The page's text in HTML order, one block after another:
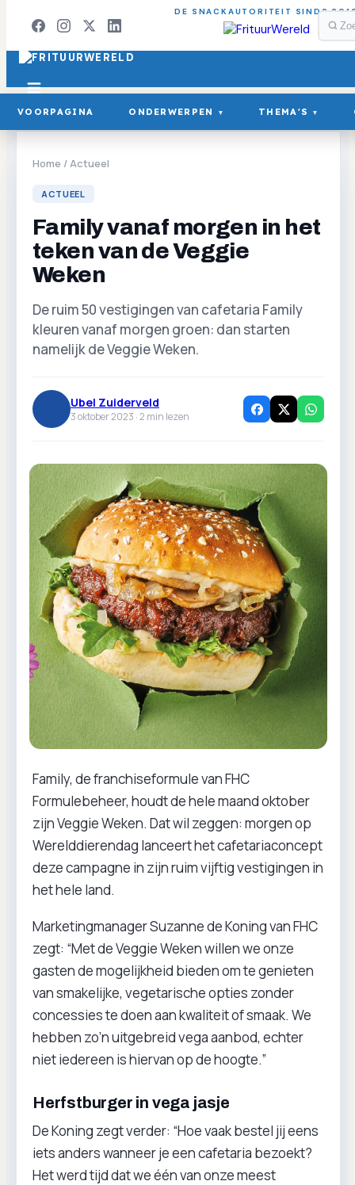
DE SNACKAUTORITEIT SINDS
VOORPAGINA ONDERWERPEN ▾ THEMA'S ▾
Home /Actueel
ACTUEEL
Family vanaf morgen in het
teken van de Veggie
Weken
De ruim 50 vestigingen van cafetaria Family
kleuren vanaf morgen groen: dan starten
namelijk de Veggie Weken.
Ubel Zuiderveld
3 oktober 2023 ·2 min lezen
Family, de franchiseformule van FHC
Formulebeheer, houdt de hele maand oktober
zijn Veggie Weken. Dat wil zeggen: morgen op
Werelddierendag lanceert het cafetariaconcept
deze campagne in zijn ruim vijftig vestigingen in
het hele land.
Marketingmanager Suzanne de Koning van FHC
zegt: “Met de Veggie Weken willen we onze
gasten de mogelijkheid bieden om te genieten
van smakelijke, vegetarische opties zonder
concessies te doen aan kwaliteit of smaak. We
hebben zo’n uitgebreid vega aanbod, echter
niet iedereen is hiervan op de hoogte.”
Herfstburger in vega jasje
De Koning zegt verder: “Hoe vaak bestel jij eens
iets anders wanneer je een cafetaria bezoekt?
Het werd tijd dat we één van onze meest